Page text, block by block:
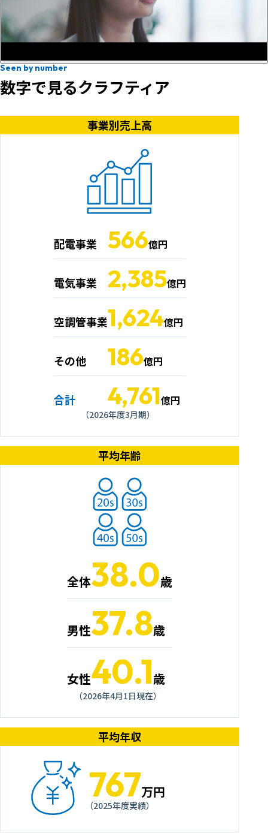
Seen by number
数字で見るクラフティア
事業別売上高
配電事業 566億円
電気事業 2,385億円
空調管事業1,624億円
その他 186億円
合計 4,761億円
（2026年度3月期）
平均年齢
全体38.0歳
男性37.8歳
女性40.1歳
（2026年4月1日現在）
平均年収
767万円
（2025年度実績）